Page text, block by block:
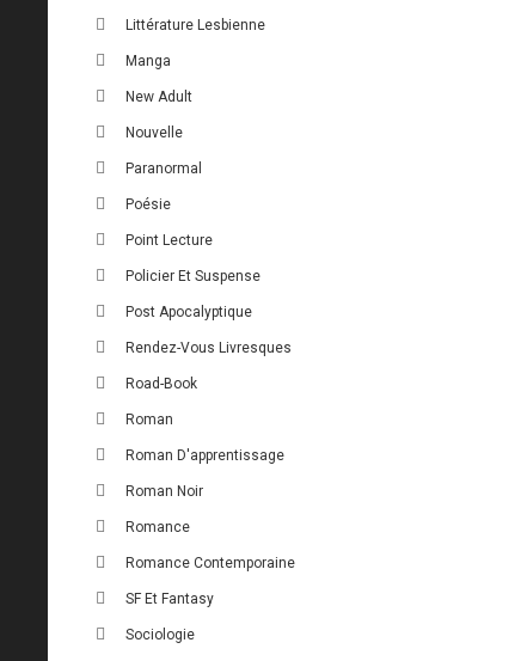
Littérature Lesbienne
Manga
New Adult
Nouvelle
Paranormal
Poésie
Point Lecture
Policier Et Suspense
Post Apocalyptique
Rendez-Vous Livresques
Road-Book
Roman
Roman D'apprentissage
Roman Noir
Romance
Romance Contemporaine
SF Et Fantasy
Sociologie